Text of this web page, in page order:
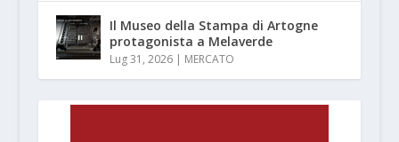
Il Museo della Stampa di Artogne
protagonista a Melaverde
Lug 31, 2026| MERCATO